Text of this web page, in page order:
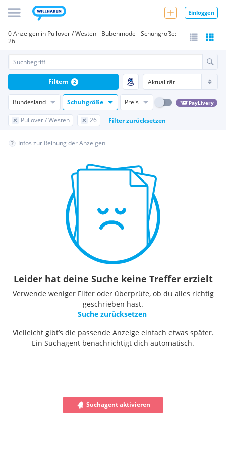
Einloggen
0 Anzeigen in Pullover / Westen - Bubenmode - Schuhgröße:
26
Bundesland Schuhgröße Preis PayLivery
Pullover / Westen 26 Filter zurücksetzen
Filtern 2
Infos zur Reihung der Anzeigen
Leider hat deine Suche keine Treffer erzielt
Verwende weniger Filter oder überprüfe, ob du alles richtig
geschrieben hast.
Suche zurücksetzen
Vielleicht gibt’s die passende Anzeige einfach etwas später.
Ein Suchagent benachrichtigt dich automatisch.
Suchagent aktivieren